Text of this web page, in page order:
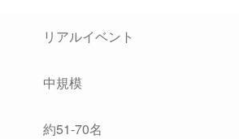
リアルイベント
中規模
約51-70名